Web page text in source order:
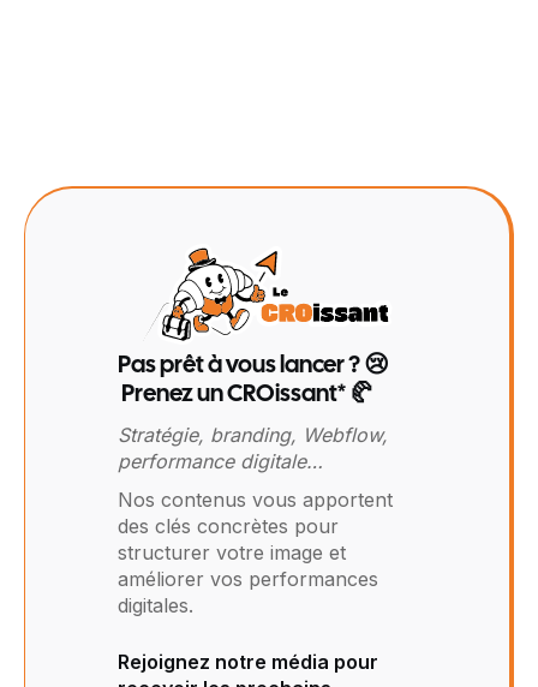
Pas prêt à vous lancer ? 😢
Prenez un CROissant* 🥐
Stratégie, branding, Webflow,
performance digitale…
Nos contenus vous apportent
des clés concrètes pour
structurer votre image et
améliorer vos performances
digitales.
Rejoignez notre média pour